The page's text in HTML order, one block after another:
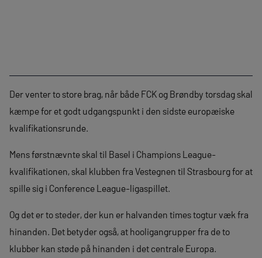
Der venter to store brag, når både FCK og Brøndby torsdag skal
kæmpe for et godt udgangspunkt i den sidste europæiske
kvalifikationsrunde.
Mens førstnævnte skal til Basel i Champions League-
kvalifikationen, skal klubben fra Vestegnen til Strasbourg for at
spille sig i Conference League-ligaspillet.
Og det er to steder, der kun er halvanden times togtur væk fra
hinanden. Det betyder også, at hooligangrupper fra de to
klubber kan støde på hinanden i det centrale Europa.